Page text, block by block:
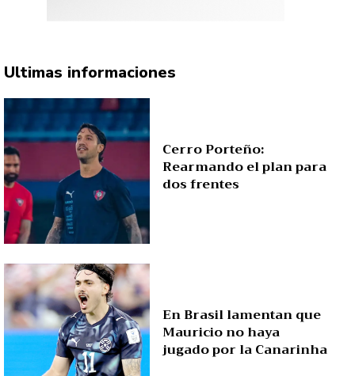
Ultimas informaciones
Cerro Porteño:
Rearmando el plan para
dos frentes
En Brasil lamentan que
Mauricio no haya
jugado por la Canarinha